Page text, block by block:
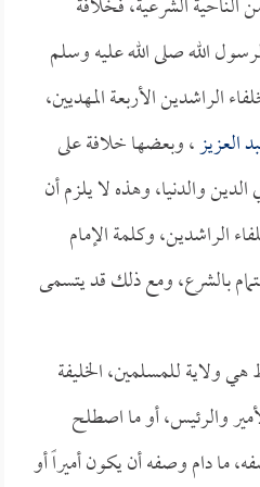
الله صلى الله عليه وسلم
الراشدين الأربعة المهديين،
العزيز، وبعضها خلافة على
والدنيا، وهذه لا يلزم أن
الراشدين، وكلمة الإمام
بالشرع، ومع ذلك قد يتسمى
ولاية للمسلمين، الخليفة
والرئيس، أو ما اصطلح
ما دام وصفه أن يكون أميراً أو